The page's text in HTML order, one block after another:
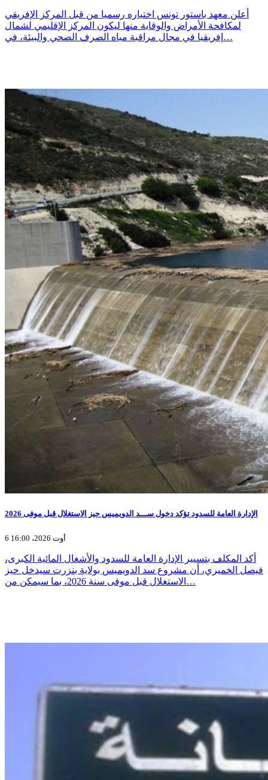
أعلن معهد باستور تونس اختياره رسميا من قبل المركز الإفريقي
لمكافحة الأمراض والوقاية منها ليكون المركز الإقليمي لشمال
إفريقيا في مجال مراقبة مياه الصرف الصحي والبيئة، في…
الإدارة العامة للسدود تؤكد دخول ســـد الدويميس حيز الاستغلال قبل موفى 2026
6 أوت 2026، 16:00
أكد المكلف بتسيير الإدارة العامة للسدود والأشغال المائية الكبرى،
فيصل الخميري، أن مشروع سد الدويميس بولاية بنزرت سيدخل حيز
الاستغلال قبل موفى سنة 2026، بما سيمكن من…